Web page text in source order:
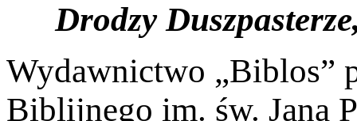
Drodzy
Wydawnictwo „Biblos”
Biblijnego im. św. Jana